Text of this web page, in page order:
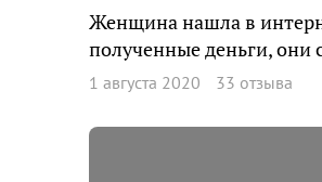
Женщина нашла в
полученные деньги,
1 августа 2020 33 отзыва